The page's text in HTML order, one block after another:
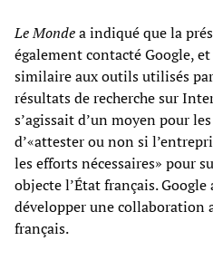
Le Mondea indiqué que la
également contacté Google,
similaire aux outils utilisés
résultats de recherche sur
s’agissait d’un moyen pour
d’«attester ou non si
les efforts nécessaires» pour
objecte l’État français. Google
développer une collaboration
français.